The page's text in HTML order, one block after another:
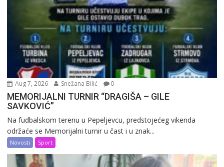
Aug 7, 2026 Snežana Bilić 0
MEMORIJALNI TURNIR “DRAGIŠA – GILE
SAVKOVIĆ”
Na fudbalskom terenu u Pepeljevcu, predstojećeg vikenda
održaće se Memorijalni turnir u čast i u znak...
Novosti Sport